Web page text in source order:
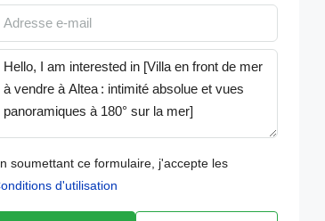
soumettant ce formulaire, j'accepte les
d'utilisation